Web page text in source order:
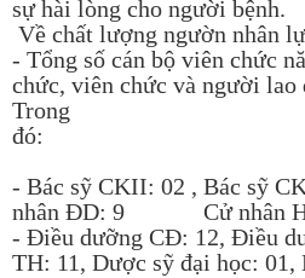
sự hài lòng cho người bệnh.
Về chất lượng ngườn nhân
- Tổng số cán bộ viên chức
chức, viên chức và người lao
Trong
- Bác sỹ CKII: 02 , Bác sỹ
nhân ĐD: 9 Cử nhân
- Điều dưỡng CĐ: 12, Điều
TH: 11, Dược sỹ đại học: 01,